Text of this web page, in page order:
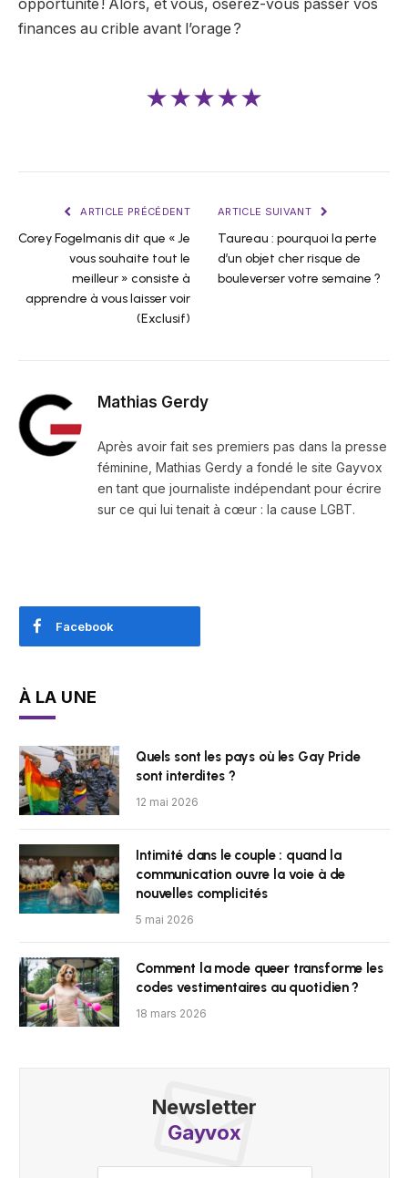
opportunité ! Alors, et vous, oserez-vous passer vos
finances au crible avant l’orage ?
★★★★★
ARTICLE PRÉCÉDENT
Corey Fogelmanis dit que « Je
vous souhaite tout le
meilleur » consiste à
apprendre à vous laisser voir
(Exclusif)
ARTICLE SUIVANT
Taureau : pourquoi la perte
d’un objet cher risque de
bouleverser votre semaine ?
Mathias Gerdy
Après avoir fait ses premiers pas dans la presse
féminine, Mathias Gerdy a fondé le site Gayvox
en tant que journaliste indépendant pour écrire
sur ce qui lui tenait à cœur : la cause LGBT.
Facebook
À LA UNE
Quels sont les pays où les Gay Pride
sont interdites ?
12 mai 2026
Intimité dans le couple : quand la
communication ouvre la voie à de
nouvelles complicités
5 mai 2026
Comment la mode queer transforme les
codes vestimentaires au quotidien ?
18 mars 2026
Newsletter
Gayvox